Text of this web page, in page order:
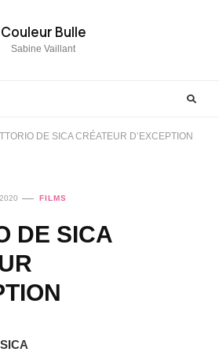
Couleur Bulle
Sabine Vaillant
DE SICA CRÉATEUR D’EXCEPTION
FILMS
DE SICA